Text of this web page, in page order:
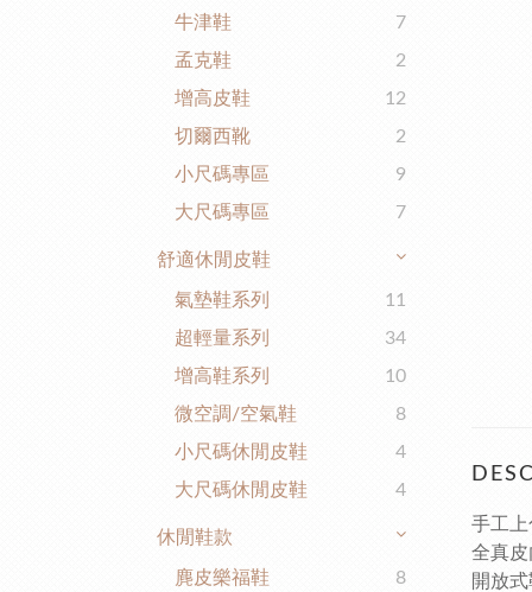
牛津鞋
7
孟克鞋
2
增高皮鞋
12
切爾西靴
2
小尺碼專區
9
大尺碼專區
7
舒適休閒皮鞋
氣墊鞋系列
11
超輕量系列
34
增高鞋系列
10
微空調/空氣鞋
8
小尺碼休閒皮鞋
4
大尺碼休閒皮鞋
4
休閒鞋款
麂皮樂福鞋
8
手工
全真
開放